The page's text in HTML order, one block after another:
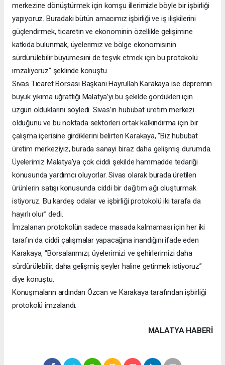
merkezine dönüştürmek için komşu illerimizle böyle bir işbirliği
yapıyoruz. Buradaki bütün amacımız işbirliği ve iş ilişkilerini
güçlendirmek, ticaretin ve ekonominin özellikle gelişimine
katkıda bulunmak, üyelerimiz ve bölge ekonomisinin
sürdürülebilir büyümesini de teşvik etmek için bu protokolü
imzalıyoruz” şeklinde konuştu.
Sivas Ticaret Borsası Başkanı Hayrullah Karakaya ise depremin
büyük yıkıma uğrattığı Malatya’yı bu şekilde gördükleri için
üzgün olduklarını söyledi. Sivas’ın hububat üretim merkezi
olduğunu ve bu noktada sektörleri ortak kalkındırma için bir
çalışma içerisine girdiklerini belirten Karakaya, “Biz hububat
üretim merkeziyiz, burada sanayi biraz daha gelişmiş durumda.
Üyelerimiz Malatya’ya çok ciddi şekilde hammadde tedariği
konusunda yardımcı oluyorlar. Sivas olarak burada üretilen
ürünlerin satışı konusunda ciddi bir dağıtım ağı oluşturmak
istiyoruz. Bu kardeş odalar ve işbirliği protokolü iki tarafa da
hayırlı olur” dedi.
İmzalanan protokolün sadece masada kalmaması için her iki
tarafın da ciddi çalışmalar yapacağına inandığını ifade eden
Karakaya, “Borsalarımızı, üyelerimizi ve şehirlerimizi daha
sürdürülebilir, daha gelişmiş şeyler haline getirmek istiyoruz”
diye konuştu.
Konuşmaların ardından Özcan ve Karakaya tarafından işbirliği
protokolü imzalandı.
MALATYA HABERİ